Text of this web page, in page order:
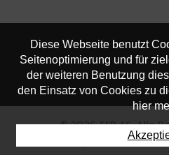
© 2026 TFB AG. Alle
Powered by Artionet-
Diese Webseite benutzt
Seitenoptimierung und für
der weiteren Benutzung
den Einsatz von Cookies zu
hier